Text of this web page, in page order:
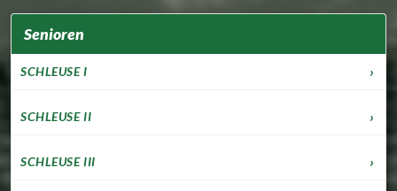
Senioren
SCHLEUSE I
SCHLEUSE II
SCHLEUSE III